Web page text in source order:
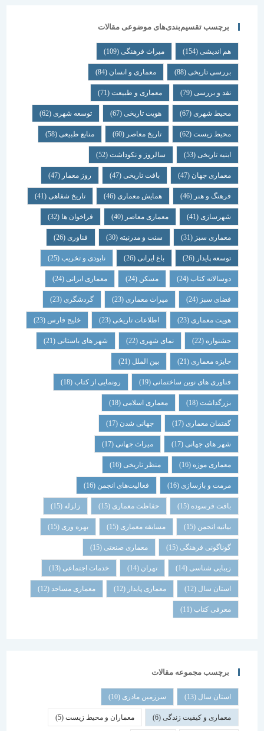
برچسب تقسیم‌بندی‌های موضوعی مقالات
هم اندیشی (154) میراث فرهنگی (109)
بررسی تاریخی (88) معماری و انسان (84)
نقد و بررسی (79) معماری و طبیعت (71)
محیط شهری(67) هویت تاریخی(67) توسعه شهری(62)
محیط زیست(62) تاریخ معاصر(60) منابع طبیعی(58)
ابنیه تاریخی(53) سالروز و نکوداشت(52)
معماری جهان (47) بافت تاریخی(47) روز معمار(47)
فرهنگ و هنر(46) همایش معماری (46) تاریخ شفاهی (41)
شهرسازی(41) معماری معاصر(40) فراخوان ها (32)
معماری سبز(31) سنت و مدرنیته(30) فناوری (26)
توسعه پایدار(26) باغ ایرانی(26) نابودی و تخریب(25)
دوسالانه کتاب(24) مسکن (24) معماری ایرانی(24)
فضای سبز(24) میراث معماری (23) گردشگری (23)
هویت معماری (23) اطلاعات تاریخی(23) خلیج فارس(23)
جشنواره(22) نمای شهری(22) شهر های باستانی (21)
جایزه معماری (21) بین الملل(21)
فناوری های نوین ساختمانی(19) رونمایی از کتاب (18)
بزرگداشت (18) معماری اسلامی(18)
گفتمان معماری (17) جهانی شدن(17)
شهر های جهانی(17) میراث جهانی(17)
معماری موزه(16) منظر تاریخی (16)
مرمت و بازسازی(16) فعالیت‌های انجمن(16)
بافت فرسوده (15) حفاظت معماری (15) زلزله
بیانیه انجمن(15) مسابقه معماری (15) بهره وری(15)
گوناگونی فرهنگی (15) معماری صنعتی(15)
زیبایی شناسی (14) تهران خدمات اجتماعی (13)
استان سال(12) معماری پایدار (12) معماری مساجد(12)
معرفی کتاب(11)
برچسب مجموعه مقالات
استان سال(13) سرزمین مادری(10)
معماری و کیفیت زندگی(6) معماران و محیط زیست(5)